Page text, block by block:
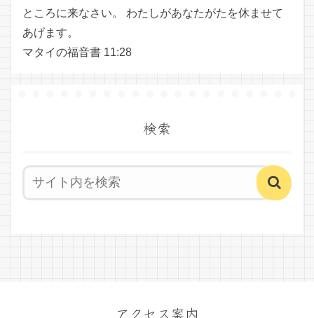
ところに来なさい。 わたしがあなたがたを休ませて
あげます。
マタイの福音書 11:28
検索
アクセス案内